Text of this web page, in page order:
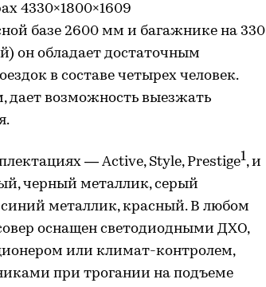
4330×1800×1609
базе 2600 мм и багажнике на 330
он обладает достаточным
в составе четырех человек.
дает возможность выезжать
— Active, Style, Prestige1, и
черный металлик, серый
металлик, красный. В любом
оснащен светодиодными ДХО,
или климат-контролем,
при трогании на подъеме